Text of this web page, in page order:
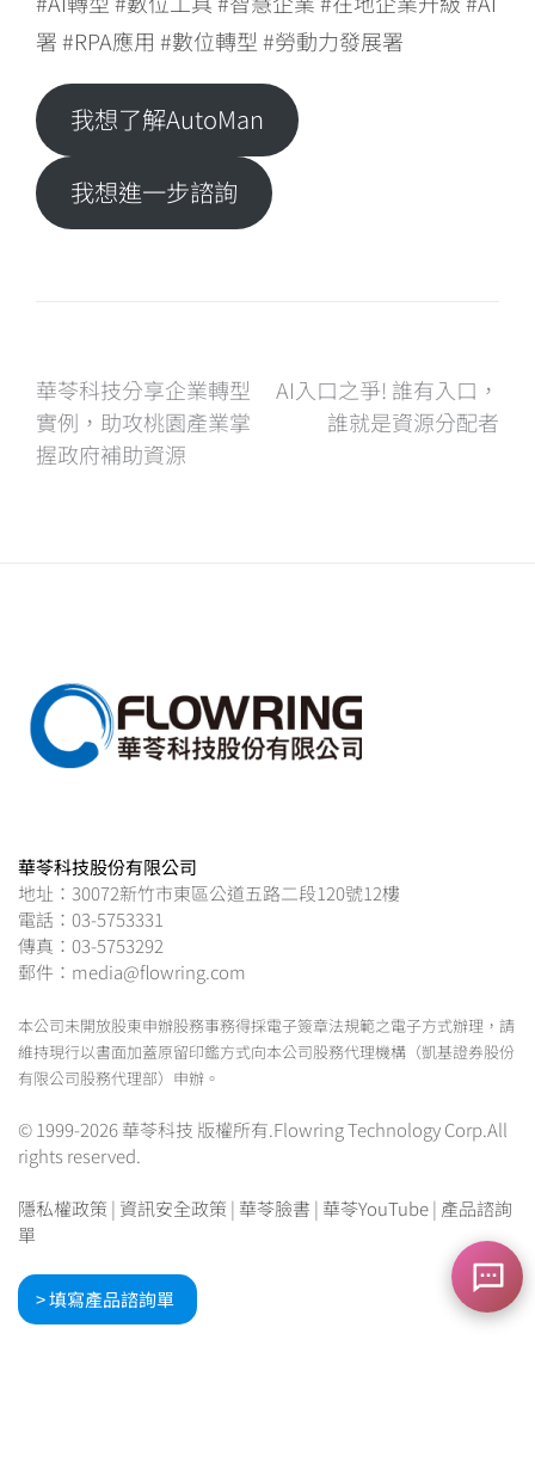
署 #RPA應用 #數位轉型 #勞動力發展署
我想了解AutoMan
我想進一步諮詢
文
章
華苓科技分享企業轉型
實例，助攻桃園產業掌
握政府補助資源
AI入口之爭! 誰有入口，
誰就是資源分配者
華苓科技股份有限公司
地址：30072新竹市東區公道五路二段120號12樓
電話：03-5753331
傳真：03-5753292
郵件：media@flowring.com
本公司未開放股東申辦股務事務得採電子簽章法規範之電子方式辦理，請
維持現行以書面加蓋原留印鑑方式向本公司股務代理機構（凱基證券股份
有限公司股務代理部）申辦。
© 1999-2026 華苓科技 版權所有.Flowring Technology Corp.All
rights reserved.
隱私權政策 | 資訊安全政策 | 華苓臉書 | 華苓YouTube| 產品諮詢
單
> 填寫產品諮詢單